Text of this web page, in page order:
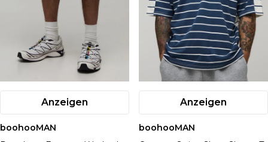
Anzeigen
boohooMAN
Anzeigen
boohooMAN